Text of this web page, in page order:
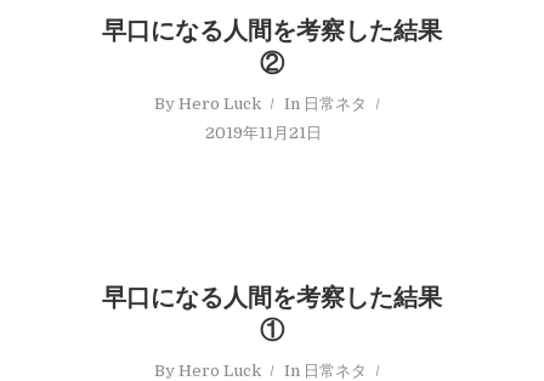
早口になる人間を考察した結果
②
By Hero Luck In 日常ネタ
2019年11月21日
早口になる人間を考察した結果
①
By Hero Luck In 日常ネタ